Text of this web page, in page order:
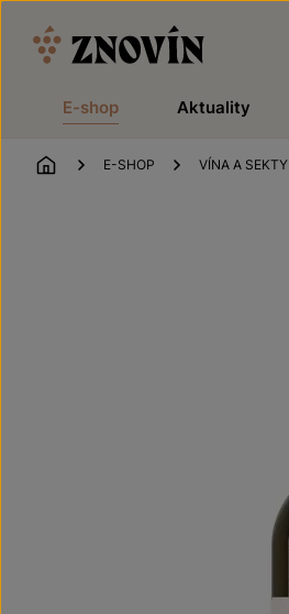
E-shop Aktuality
ÚVOD
E-SHOP VÍNA A SEKTY